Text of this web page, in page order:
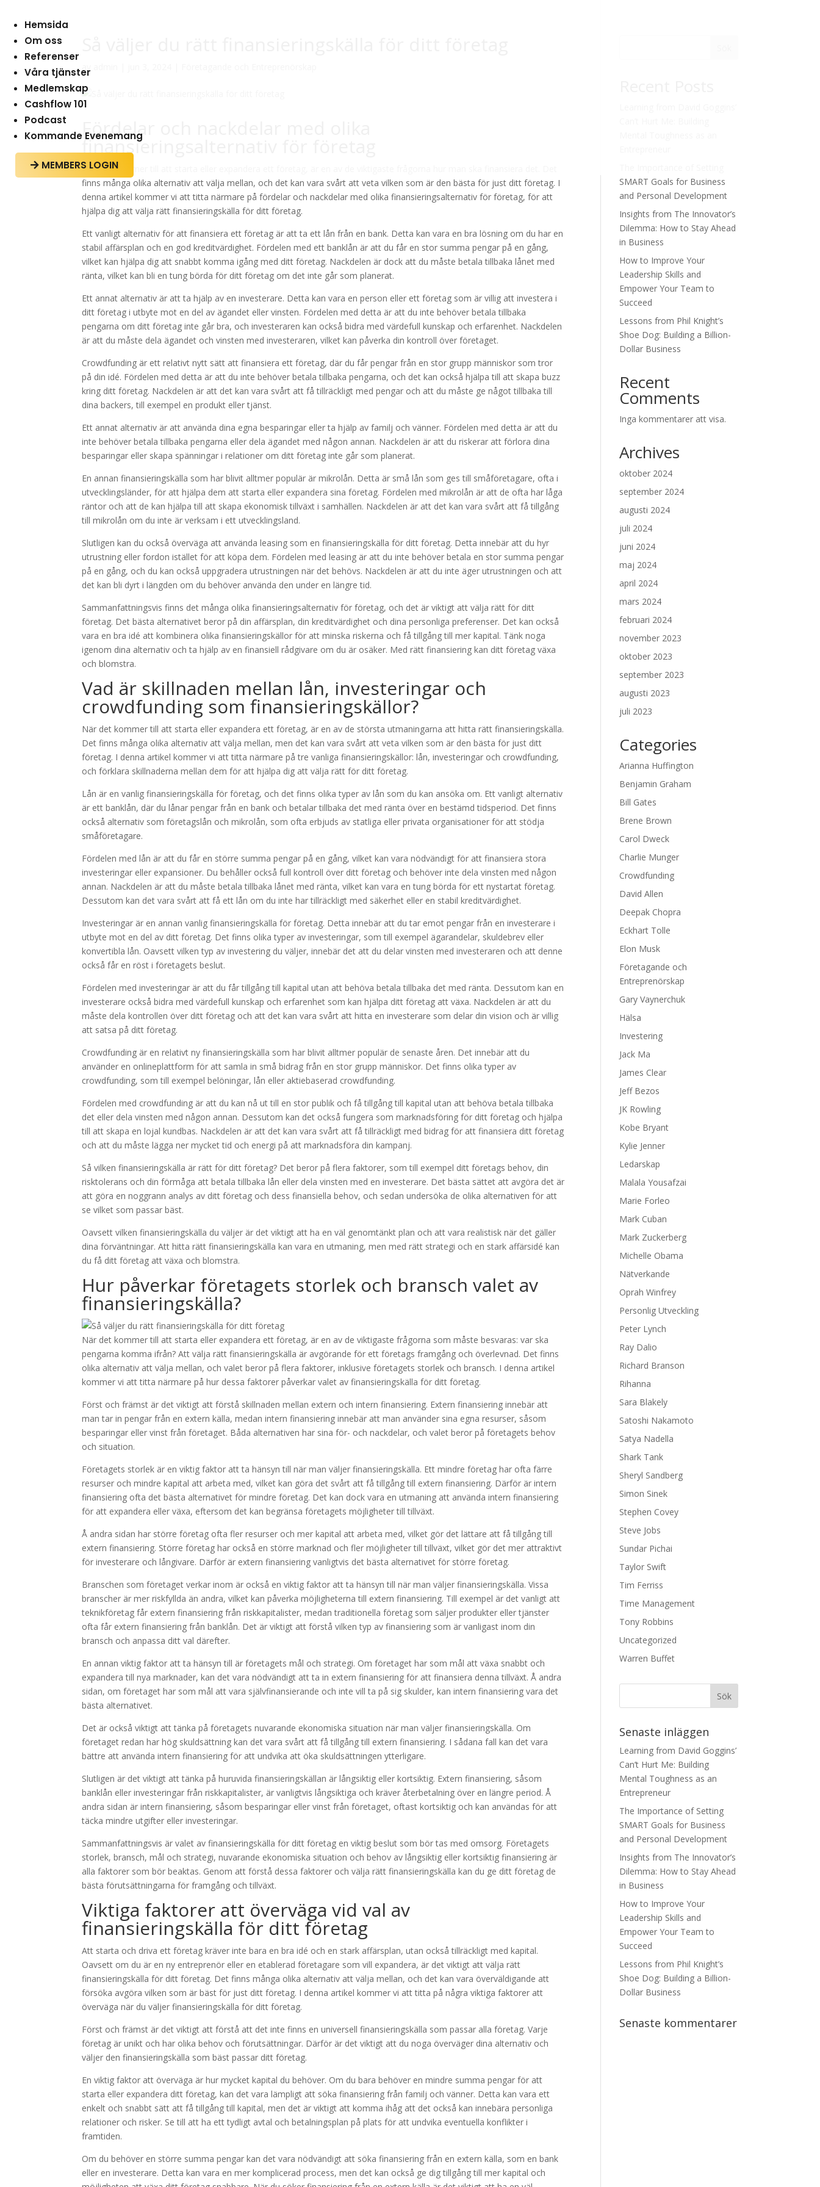
Hemsida
Om oss
Referenser
Våra tjänster
Medlemskap
Cashflow 101
Podcast
Kommande Evenemang
 MEMBERS LOGIN
Fördelar och nackdelar med olika
finansieringsalternativ för företag
När det kommer till att starta eller expandera ett företag, är en av de viktigaste frågorna hur man ska finansiera det. Det
finns många olika alternativ att välja mellan, och det kan vara svårt att veta vilken som är den bästa för just ditt företag. I
denna artikel kommer vi att titta närmare på fördelar och nackdelar med olika finansieringsalternativ för företag, för att
hjälpa dig att välja rätt finansieringskälla för ditt företag.
Ett vanligt alternativ för att finansiera ett företag är att ta ett lån från en bank. Detta kan vara en bra lösning om du har en
stabil affärsplan och en god kreditvärdighet. Fördelen med ett banklån är att du får en stor summa pengar på en gång,
vilket kan hjälpa dig att snabbt komma igång med ditt företag. Nackdelen är dock att du måste betala tillbaka lånet med
ränta, vilket kan bli en tung börda för ditt företag om det inte går som planerat.
Ett annat alternativ är att ta hjälp av en investerare. Detta kan vara en person eller ett företag som är villig att investera i
ditt företag i utbyte mot en del av ägandet eller vinsten. Fördelen med detta är att du inte behöver betala tillbaka
pengarna om ditt företag inte går bra, och investeraren kan också bidra med värdefull kunskap och erfarenhet. Nackdelen
är att du måste dela ägandet och vinsten med investeraren, vilket kan påverka din kontroll över företaget.
Crowdfunding är ett relativt nytt sätt att finansiera ett företag, där du får pengar från en stor grupp människor som tror
på din idé. Fördelen med detta är att du inte behöver betala tillbaka pengarna, och det kan också hjälpa till att skapa buzz
kring ditt företag. Nackdelen är att det kan vara svårt att få tillräckligt med pengar och att du måste ge något tillbaka till
dina backers, till exempel en produkt eller tjänst.
Ett annat alternativ är att använda dina egna besparingar eller ta hjälp av familj och vänner. Fördelen med detta är att du
inte behöver betala tillbaka pengarna eller dela ägandet med någon annan. Nackdelen är att du riskerar att förlora dina
besparingar eller skapa spänningar i relationer om ditt företag inte går som planerat.
En annan finansieringskälla som har blivit alltmer populär är mikrolån. Detta är små lån som ges till småföretagare, ofta i
utvecklingsländer, för att hjälpa dem att starta eller expandera sina företag. Fördelen med mikrolån är att de ofta har låga
räntor och att de kan hjälpa till att skapa ekonomisk tillväxt i samhällen. Nackdelen är att det kan vara svårt att få tillgång
till mikrolån om du inte är verksam i ett utvecklingsland.
Slutligen kan du också överväga att använda leasing som en finansieringskälla för ditt företag. Detta innebär att du hyr
utrustning eller fordon istället för att köpa dem. Fördelen med leasing är att du inte behöver betala en stor summa pengar
på en gång, och du kan också uppgradera utrustningen när det behövs. Nackdelen är att du inte äger utrustningen och att
det kan bli dyrt i längden om du behöver använda den under en längre tid.
Sammanfattningsvis finns det många olika finansieringsalternativ för företag, och det är viktigt att välja rätt för ditt
företag. Det bästa alternativet beror på din affärsplan, din kreditvärdighet och dina personliga preferenser. Det kan också
vara en bra idé att kombinera olika finansieringskällor för att minska riskerna och få tillgång till mer kapital. Tänk noga
igenom dina alternativ och ta hjälp av en finansiell rådgivare om du är osäker. Med rätt finansiering kan ditt företag växa
och blomstra.
Vad är skillnaden mellan lån, investeringar och
crowdfunding som finansieringskällor?
När det kommer till att starta eller expandera ett företag, är en av de största utmaningarna att hitta rätt finansieringskälla.
Det finns många olika alternativ att välja mellan, men det kan vara svårt att veta vilken som är den bästa för just ditt
företag. I denna artikel kommer vi att titta närmare på tre vanliga finansieringskällor: lån, investeringar och crowdfunding,
och förklara skillnaderna mellan dem för att hjälpa dig att välja rätt för ditt företag.
Lån är en vanlig finansieringskälla för företag, och det finns olika typer av lån som du kan ansöka om. Ett vanligt alternativ
är ett banklån, där du lånar pengar från en bank och betalar tillbaka det med ränta över en bestämd tidsperiod. Det finns
också alternativ som företagslån och mikrolån, som ofta erbjuds av statliga eller privata organisationer för att stödja
småföretagare.
Fördelen med lån är att du får en större summa pengar på en gång, vilket kan vara nödvändigt för att finansiera stora
investeringar eller expansioner. Du behåller också full kontroll över ditt företag och behöver inte dela vinsten med någon
annan. Nackdelen är att du måste betala tillbaka lånet med ränta, vilket kan vara en tung börda för ett nystartat företag.
Dessutom kan det vara svårt att få ett lån om du inte har tillräckligt med säkerhet eller en stabil kreditvärdighet.
Investeringar är en annan vanlig finansieringskälla för företag. Detta innebär att du tar emot pengar från en investerare i
utbyte mot en del av ditt företag. Det finns olika typer av investeringar, som till exempel ägarandelar, skuldebrev eller
konvertibla lån. Oavsett vilken typ av investering du väljer, innebär det att du delar vinsten med investeraren och att denne
också får en röst i företagets beslut.
Fördelen med investeringar är att du får tillgång till kapital utan att behöva betala tillbaka det med ränta. Dessutom kan en
investerare också bidra med värdefull kunskap och erfarenhet som kan hjälpa ditt företag att växa. Nackdelen är att du
måste dela kontrollen över ditt företag och att det kan vara svårt att hitta en investerare som delar din vision och är villig
att satsa på ditt företag.
Crowdfunding är en relativt ny finansieringskälla som har blivit alltmer populär de senaste åren. Det innebär att du
använder en onlineplattform för att samla in små bidrag från en stor grupp människor. Det finns olika typer av
crowdfunding, som till exempel belöningar, lån eller aktiebaserad crowdfunding.
Fördelen med crowdfunding är att du kan nå ut till en stor publik och få tillgång till kapital utan att behöva betala tillbaka
det eller dela vinsten med någon annan. Dessutom kan det också fungera som marknadsföring för ditt företag och hjälpa
till att skapa en lojal kundbas. Nackdelen är att det kan vara svårt att få tillräckligt med bidrag för att finansiera ditt företag
och att du måste lägga ner mycket tid och energi på att marknadsföra din kampanj.
Så vilken finansieringskälla är rätt för ditt företag? Det beror på flera faktorer, som till exempel ditt företags behov, din
risktolerans och din förmåga att betala tillbaka lån eller dela vinsten med en investerare. Det bästa sättet att avgöra det är
att göra en noggrann analys av ditt företag och dess finansiella behov, och sedan undersöka de olika alternativen för att
se vilket som passar bäst.
Oavsett vilken finansieringskälla du väljer är det viktigt att ha en väl genomtänkt plan och att vara realistisk när det gäller
dina förväntningar. Att hitta rätt finansieringskälla kan vara en utmaning, men med rätt strategi och en stark affärsidé kan
du få ditt företag att växa och blomstra.
Hur påverkar företagets storlek och bransch valet av
finansieringskälla?
När det kommer till att starta eller expandera ett företag, är en av de viktigaste frågorna som måste besvaras: var ska
pengarna komma ifrån? Att välja rätt finansieringskälla är avgörande för ett företags framgång och överlevnad. Det finns
olika alternativ att välja mellan, och valet beror på flera faktorer, inklusive företagets storlek och bransch. I denna artikel
kommer vi att titta närmare på hur dessa faktorer påverkar valet av finansieringskälla för ditt företag.
Först och främst är det viktigt att förstå skillnaden mellan extern och intern finansiering. Extern finansiering innebär att
man tar in pengar från en extern källa, medan intern finansiering innebär att man använder sina egna resurser, såsom
besparingar eller vinst från företaget. Båda alternativen har sina för- och nackdelar, och valet beror på företagets behov
och situation.
Företagets storlek är en viktig faktor att ta hänsyn till när man väljer finansieringskälla. Ett mindre företag har ofta färre
resurser och mindre kapital att arbeta med, vilket kan göra det svårt att få tillgång till extern finansiering. Därför är intern
finansiering ofta det bästa alternativet för mindre företag. Det kan dock vara en utmaning att använda intern finansiering
för att expandera eller växa, eftersom det kan begränsa företagets möjligheter till tillväxt.
Å andra sidan har större företag ofta fler resurser och mer kapital att arbeta med, vilket gör det lättare att få tillgång till
extern finansiering. Större företag har också en större marknad och fler möjligheter till tillväxt, vilket gör det mer attraktivt
för investerare och långivare. Därför är extern finansiering vanligtvis det bästa alternativet för större företag.
Branschen som företaget verkar inom är också en viktig faktor att ta hänsyn till när man väljer finansieringskälla. Vissa
branscher är mer riskfyllda än andra, vilket kan påverka möjligheterna till extern finansiering. Till exempel är det vanligt att
teknikföretag får extern finansiering från riskkapitalister, medan traditionella företag som säljer produkter eller tjänster
ofta får extern finansiering från banklån. Det är viktigt att förstå vilken typ av finansiering som är vanligast inom din
bransch och anpassa ditt val därefter.
En annan viktig faktor att ta hänsyn till är företagets mål och strategi. Om företaget har som mål att växa snabbt och
expandera till nya marknader, kan det vara nödvändigt att ta in extern finansiering för att finansiera denna tillväxt. Å andra
sidan, om företaget har som mål att vara självfinansierande och inte vill ta på sig skulder, kan intern finansiering vara det
bästa alternativet.
Det är också viktigt att tänka på företagets nuvarande ekonomiska situation när man väljer finansieringskälla. Om
företaget redan har hög skuldsättning kan det vara svårt att få tillgång till extern finansiering. I sådana fall kan det vara
bättre att använda intern finansiering för att undvika att öka skuldsättningen ytterligare.
Slutligen är det viktigt att tänka på huruvida finansieringskällan är långsiktig eller kortsiktig. Extern finansiering, såsom
banklån eller investeringar från riskkapitalister, är vanligtvis långsiktiga och kräver återbetalning över en längre period. Å
andra sidan är intern finansiering, såsom besparingar eller vinst från företaget, oftast kortsiktig och kan användas för att
täcka mindre utgifter eller investeringar.
Sammanfattningsvis är valet av finansieringskälla för ditt företag en viktig beslut som bör tas med omsorg. Företagets
storlek, bransch, mål och strategi, nuvarande ekonomiska situation och behov av långsiktig eller kortsiktig finansiering är
alla faktorer som bör beaktas. Genom att förstå dessa faktorer och välja rätt finansieringskälla kan du ge ditt företag de
bästa förutsättningarna för framgång och tillväxt.
Viktiga faktorer att överväga vid val av
finansieringskälla för ditt företag
Att starta och driva ett företag kräver inte bara en bra idé och en stark affärsplan, utan också tillräckligt med kapital.
Oavsett om du är en ny entreprenör eller en etablerad företagare som vill expandera, är det viktigt att välja rätt
finansieringskälla för ditt företag. Det finns många olika alternativ att välja mellan, och det kan vara överväldigande att
försöka avgöra vilken som är bäst för just ditt företag. I denna artikel kommer vi att titta på några viktiga faktorer att
överväga när du väljer finansieringskälla för ditt företag.
Först och främst är det viktigt att förstå att det inte finns en universell finansieringskälla som passar alla företag. Varje
företag är unikt och har olika behov och förutsättningar. Därför är det viktigt att du noga överväger dina alternativ och
väljer den finansieringskälla som bäst passar ditt företag.
En viktig faktor att överväga är hur mycket kapital du behöver. Om du bara behöver en mindre summa pengar för att
starta eller expandera ditt företag, kan det vara lämpligt att söka finansiering från familj och vänner. Detta kan vara ett
enkelt och snabbt sätt att få tillgång till kapital, men det är viktigt att komma ihåg att det också kan innebära personliga
relationer och risker. Se till att ha ett tydligt avtal och betalningsplan på plats för att undvika eventuella konflikter i
framtiden.
Om du behöver en större summa pengar kan det vara nödvändigt att söka finansiering från en extern källa, som en bank
eller en investerare. Detta kan vara en mer komplicerad process, men det kan också ge dig tillgång till mer kapital och
SMART Goals for Business
and Personal Development
Insights from The Innovator’s
Dilemma: How to Stay Ahead
in Business
How to Improve Your
Leadership Skills and
Empower Your Team to
Succeed
Lessons from Phil Knight’s
Shoe Dog: Building a Billion-
Dollar Business
Recent
Comments
Inga kommentarer att visa.
Archives
oktober 2024
september 2024
augusti 2024
juli 2024
juni 2024
maj 2024
april 2024
mars 2024
februari 2024
november 2023
oktober 2023
september 2023
augusti 2023
juli 2023
Categories
Arianna Huffington
Benjamin Graham
Bill Gates
Brene Brown
Carol Dweck
Charlie Munger
Crowdfunding
David Allen
Deepak Chopra
Eckhart Tolle
Elon Musk
Företagande och
Entreprenörskap
Gary Vaynerchuk
Hälsa
Investering
Jack Ma
James Clear
Jeff Bezos
JK Rowling
Kobe Bryant
Kylie Jenner
Ledarskap
Malala Yousafzai
Marie Forleo
Mark Cuban
Mark Zuckerberg
Michelle Obama
Nätverkande
Oprah Winfrey
Personlig Utveckling
Peter Lynch
Ray Dalio
Richard Branson
Rihanna
Sara Blakely
Satoshi Nakamoto
Satya Nadella
Shark Tank
Sheryl Sandberg
Simon Sinek
Stephen Covey
Steve Jobs
Sundar Pichai
Taylor Swift
Tim Ferriss
Time Management
Tony Robbins
Uncategorized
Warren Buffet
Senaste inläggen
Learning from David Goggins’
Can’t Hurt Me: Building
Mental Toughness as an
Entrepreneur
The Importance of Setting
SMART Goals for Business
and Personal Development
Insights from The Innovator’s
Dilemma: How to Stay Ahead
in Business
How to Improve Your
Leadership Skills and
Empower Your Team to
Succeed
Lessons from Phil Knight’s
Shoe Dog: Building a Billion-
Dollar Business
Senaste kommentarer